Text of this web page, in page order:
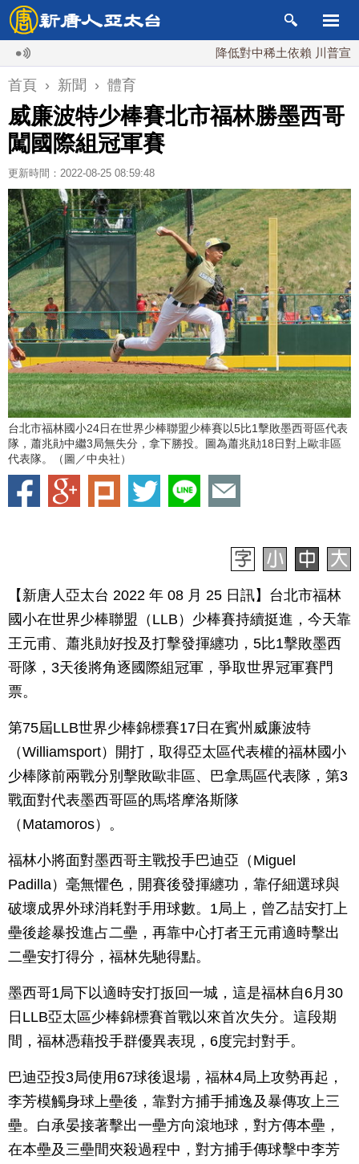
降低對中稀土依賴 川普宣布礦業
首頁 › 新聞 › 體育
威廉波特少棒賽北市福林勝墨西哥
闖國際組冠軍賽
更新時間：2022-08-25 08:59:48
台北市福林國小24日在世界少棒聯盟少棒賽以5比1擊敗墨西哥區代表
隊，蕭兆勛中繼3局無失分，拿下勝投。圖為蕭兆勛18日對上歐非區
代表隊。（圖／中央社）
【新唐人亞太台 2022 年 08 月 25 日訊】台北市福林
國小在世界少棒聯盟（LLB）少棒賽持續挺進，今天靠
王元甫、蕭兆勛好投及打擊發揮纏功，5比1擊敗墨西
哥隊，3天後將角逐國際組冠軍，爭取世界冠軍賽門
票。
第75屆LLB世界少棒錦標賽17日在賓州威廉波特
（Williamsport）開打，取得亞太區代表權的福林國小
少棒隊前兩戰分別擊敗歐非區、巴拿馬區代表隊，第3
戰面對代表墨西哥區的馬塔摩洛斯隊
（Matamoros）。
福林小將面對墨西哥主戰投手巴迪亞（Miguel
Padilla）毫無懼色，開賽後發揮纏功，靠仔細選球與
破壞成界外球消耗對手用球數。1局上，曾乙喆安打上
壘後趁暴投進占二壘，再靠中心打者王元甫適時擊出
二壘安打得分，福林先馳得點。
墨西哥1局下以適時安打扳回一城，這是福林自6月30
日LLB亞太區少棒錦標賽首戰以來首次失分。這段期
間，福林憑藉投手群優異表現，6度完封對手。
巴迪亞投3局使用67球後退場，福林4局上攻勢再起，
李芳模觸身球上壘後，靠對方捕手捕逸及暴傳攻上三
壘。白承晏接著擊出一壘方向滾地球，對方傳本壘，
在本壘及三壘間夾殺過程中，對方捕手傳球擊中李芳